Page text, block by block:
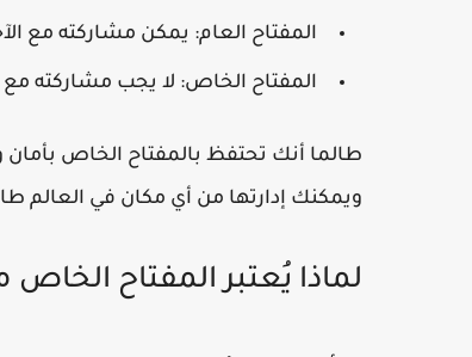
المفتاح العام: يمكن مشاركته مع
المفتاح الخاص: لا يجب مشاركته
طالما أنك تحتفظ بالمفتاح الخاص
ويمكنك إدارتها من أي مكان في العالم
لماذا يُعتبر المفتاح الخاص